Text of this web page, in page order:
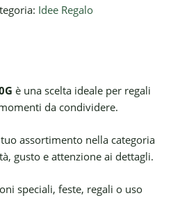
Idee Regalo
è una scelta ideale per regali
da condividere.
assortimento nella categoria
gusto e attenzione ai dettagli.
speciali, feste, regali o uso